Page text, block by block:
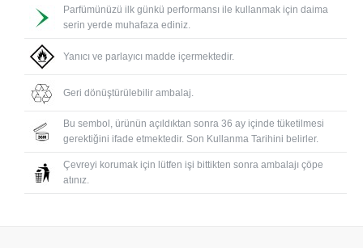
Parfümünüzü ilk günkü performansı ile kullanmak için daima
serin yerde muhafaza ediniz.
Yanıcı ve parlayıcı madde içermektedir.
Geri dönüştürülebilir ambalaj.
Bu sembol, ürünün açıldıktan sonra 36 ay içinde tüketilmesi
gerektiğini ifade etmektedir. Son Kullanma Tarihini belirler.
Çevreyi korumak için lütfen işi bittikten sonra ambalajı çöpe
atınız.